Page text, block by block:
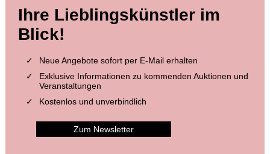
Auktion 604 - Lot 39
J. GOETHE
3 eigh. Briefe m. U. an Germaine de Stael
Ergebnis:€ 39.370
Auktion 599 - Lot 559
J. GOETHE
Ihre Lieblingskünstler im
Blick!
Neue Angebote sofort per E-Mail erhalten
Exklusive Informationen zu kommenden Auktionen und
Veranstaltungen
Kostenlos und unverbindlich
Zum Newsletter